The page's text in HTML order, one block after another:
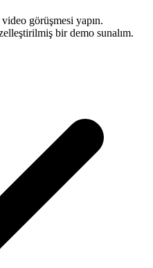
görüşmesi yapın.
bir demo sunalım.